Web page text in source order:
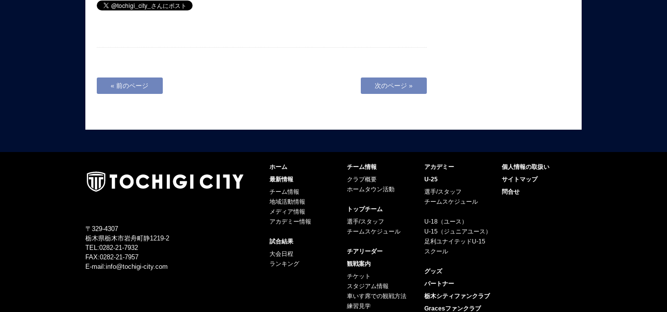
« 前のページ 次のページ »
〒329-4307
栃木県栃木市岩舟町静1219-2
TEL:0282-21-7932
FAX:0282-21-7957
E-mail:info@tochigi-city.com
ホーム
最新情報
チーム情報
地域活動情報
メディア情報
アカデミー情報
試合結果
大会日程
ランキング
チーム情報
クラブ概要
ホームタウン活動
トップチーム
選手/スタッフ
チームスケジュール
チアリーダー
観戦案内
チケット
スタジアム情報
車いす席での観戦方法
練習見学
アカデミー
U-25
選手/スタッフ
チームスケジュール
U-18（ユース）
U-15（ジュニアユース）
足利ユナイテッドU-15
スクール
グッズ
パートナー
栃木シティファンクラブ
Gracesファンクラブ
個人情報の取扱い
サイトマップ
問合せ